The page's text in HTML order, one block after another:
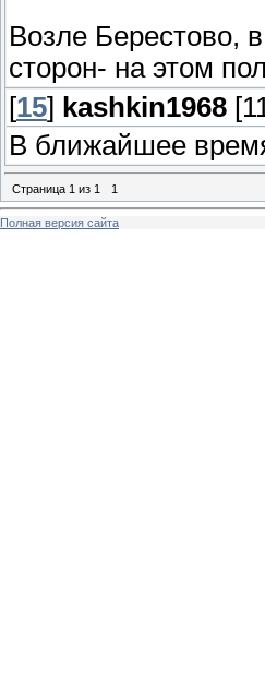
Возле Берестово,
сторон- на этом
[15] kashkin1968
В ближайшее
Страница 1 из 1 1
Полная версия сайта